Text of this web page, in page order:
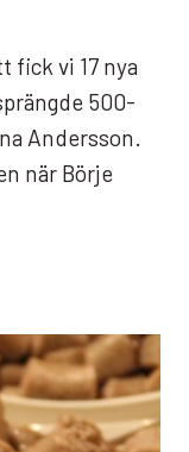
fick vi 17 nya
500-
Andersson.
när Börje